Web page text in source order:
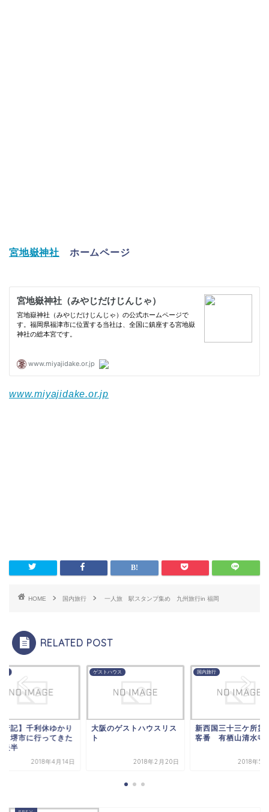
宮地嶽神社 ホームページ
www.miyajidake.or.jp
HOME 国内旅行 一人旅 駅スタンプ集め 九州旅行in 福岡
RELATED POST
行記】千利休ゆかり
堺市に行ってきた
半
2018年4月14日
ゲストハウス
大阪のゲストハウスリス
ト
2018年2月20日
国内旅行
新西国三十三ケ所
客番 有栖山清水寺
2018年5